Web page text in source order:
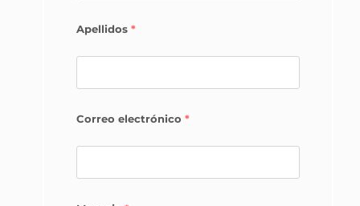
Apellidos *
Correo electrónico *